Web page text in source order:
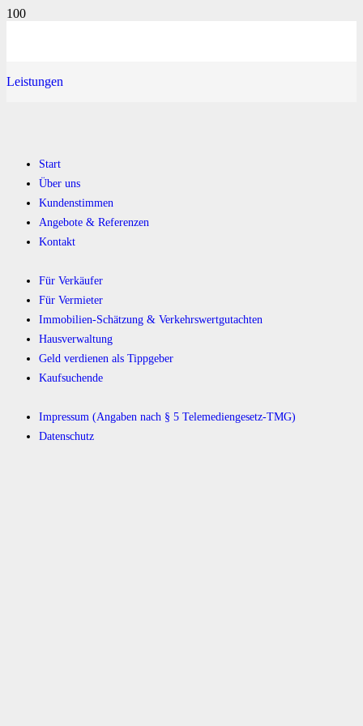
Leistungen
Start
Über uns
Kundenstimmen
Angebote & Referenzen
Kontakt
Für Verkäufer
Für Vermieter
Immobilien-Schätzung & Verkehrswertgutachten
Hausverwaltung
Geld verdienen als Tippgeber
Kaufsuchende
Impressum (Angaben nach § 5 Telemediengesetz-TMG)
Datenschutz